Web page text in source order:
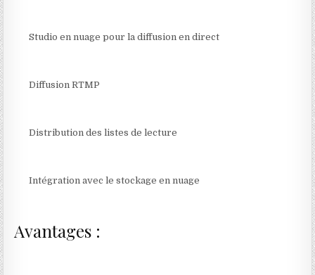
Studio en nuage pour la diffusion en direct
Diffusion RTMP
Distribution des listes de lecture
Intégration avec le stockage en nuage
Avantages :